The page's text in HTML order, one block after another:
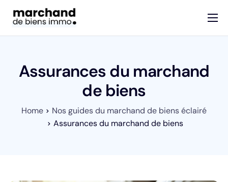
Services
Guides
Assurances du marchand
de biens
Home
Nos guides du marchand de biens éclairé
Assurances du marchand de biens